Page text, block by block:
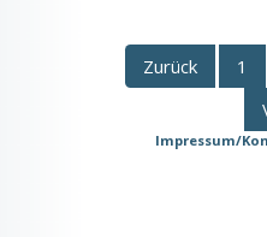
Zurück
1
Impressum/